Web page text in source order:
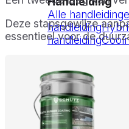
Alle
handleiding
handleiding
Contact
Offerte aanvragen
Deze stapsgewijze
essentieel voor de